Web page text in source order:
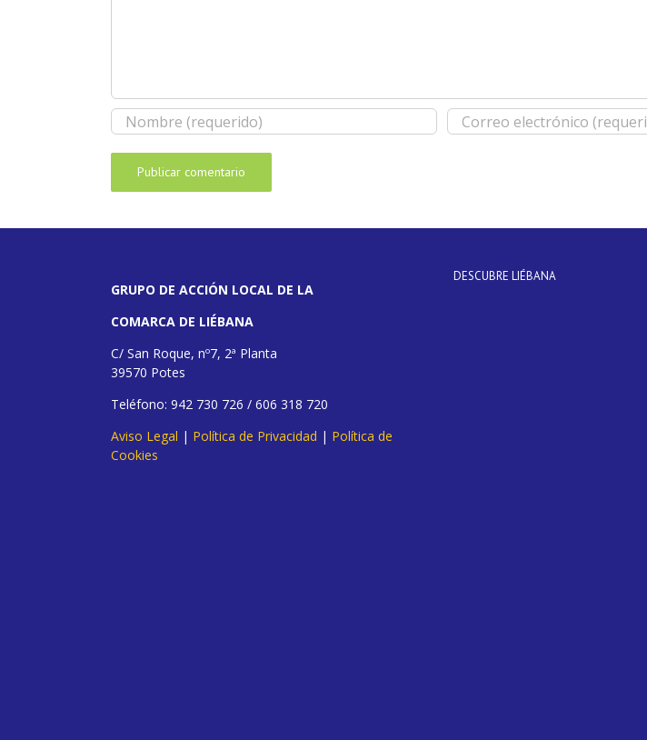
GRUPO DE ACCIÓN LOCAL DE LA
COMARCA DE LIÉBANA
C/ San Roque, nº7, 2ª Planta
39570 Potes
Teléfono: 942 730 726 / 606 318 720
Aviso Legal | Política de Privacidad | Política de
Cookies
DESCUBRE LIÉBANA